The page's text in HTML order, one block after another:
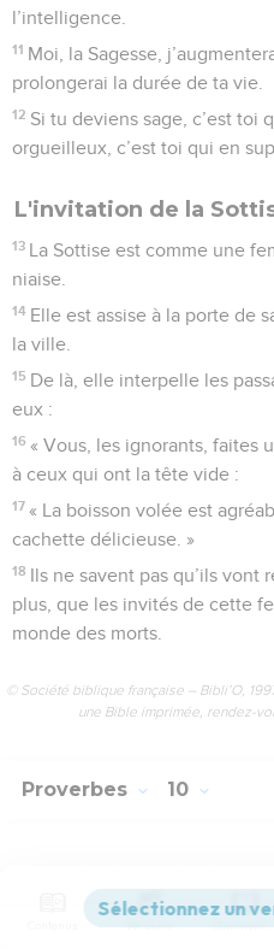
l’intelligence.
11 Moi, la Sagesse,
prolongerai la durée de ta vie.
12 Si tu deviens sage, c’est toi
orgueilleux, c’est toi qui en
L'invitation de la
13 La Sottise est comme une
niaise.
14 Elle est assise à la porte de
la ville.
15 De là, elle interpelle les
eux :
16 « Vous, les ignorants, faites
à ceux qui ont la tête vide :
17 « La boisson volée est
cachette délicieuse. »
18 Ils ne savent pas qu’ils vont
plus, que les invités de cette
monde des morts.
© Société biblique française – Bibli’O,
une Bible imprimée, rendez-
Proverbes 10
Versions Commentaires